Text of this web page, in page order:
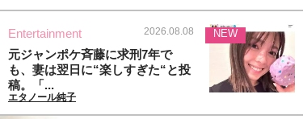
Entertainment 2026.08.08
元ジャンポケ斉藤に求刑7年で
も、妻は翌日に“楽しすぎた“と投
稿。「...
エタノール純子
NEW